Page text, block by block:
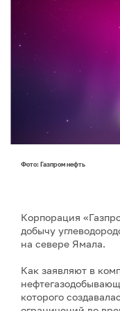
Фото: Газпром нефть
Корпорация
добычу
на севере Ямала.
Как заявляют в
которого